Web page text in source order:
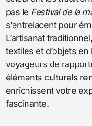
pas le Festival de la
s’entrelacent pour
L’artisanat
textiles et d’objets
voyageurs de
éléments culturels
enrichissent votre
fascinante.